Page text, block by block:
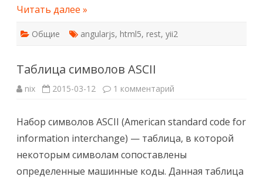
Читать далее »
Общие angularjs, html5, rest, yii2
Таблица символов ASCII
nix 2015-03-12 1 комментарий
ASCII
Набор символов ASCII (American standard code for
information interchange) — таблица, в которой
некоторым символам сопоставлены
определенные машинные коды. Данная таблица